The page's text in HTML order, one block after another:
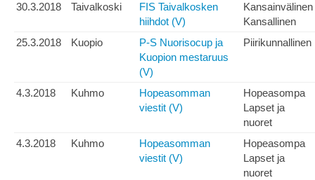
30.3.2018
Taivalkoski
FIS Taivalkosken
hiihdot (V)
Kansainvälinen
Kansallinen
25.3.2018
Kuopio
P-S Nuorisocup ja
Kuopion mestaruus
(V)
Piirikunnallinen
4.3.2018 Kuhmo
Hopeasomman
viestit (V)
Hopeasompa
Lapset ja
nuoret
4.3.2018
Kuhmo
Hopeasomman
viestit (V)
Hopeasompa
Lapset ja
nuoret